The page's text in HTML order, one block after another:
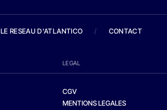
LE RESEAU D'ATLANTICO / CONTACT
LEGAL
CGV
MENTIONS LEGALES